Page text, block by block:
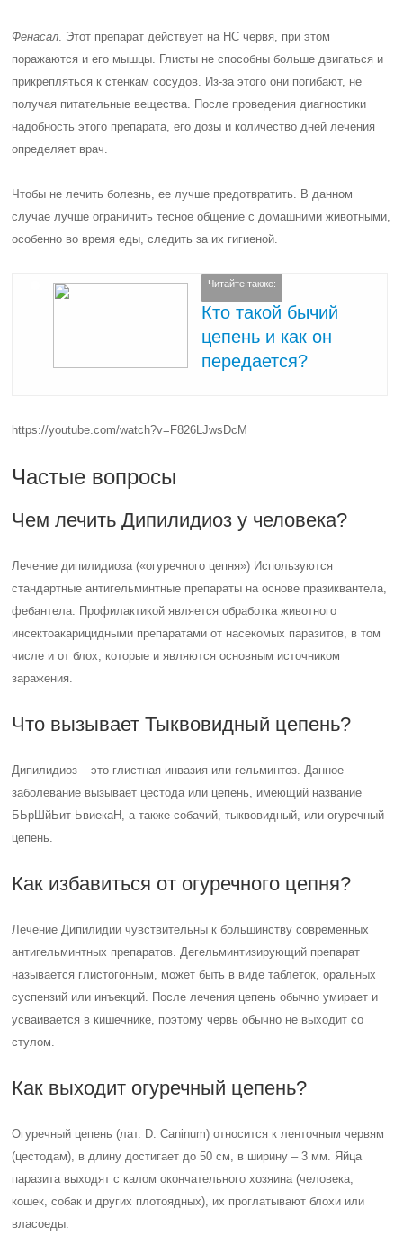
Фенасал . Этот препарат действует на НС червя, при этом
поражаются и его мышцы. Глисты не способны больше двигаться и
прикрепляться к стенкам сосудов. Из-за этого они погибают, не
получая питательные вещества. После проведения диагностики
надобность этого препарата, его дозы и количество дней лечения
определяет врач.
Чтобы не лечить болезнь, ее лучше предотвратить. В данном
случае лучше ограничить тесное общение с домашними животными,
особенно во время еды, следить за их гигиеной.
Читайте также:
Кто такой бычий
цепень и как он
передается?
https://youtube.com/watch?v=F826LJwsDcM
Частые вопросы
Чем лечить Дипилидиоз у человека?
Лечение дипилидиоза («огуречного цепня») Используются
стандартные антигельминтные препараты на основе празиквантела,
фебантела. Профилактикой является обработка животного
инсектоакарицидными препаратами от насекомых паразитов, в том
числе и от блох, которые и являются основным источником
заражения.
Что вызывает Тыквовидный цепень?
Дипилидиоз – это глистная инвазия или гельминтоз. Данное
заболевание вызывает цестода или цепень, имеющий название
БЬрШйЬит ЬвиекаН, а также собачий, тыквовидный, или огуречный
цепень.
Как избавиться от огуречного цепня?
Лечение Дипилидии чувствительны к большинству современных
антигельминтных препаратов. Дегельминтизирующий препарат
называется глистогонным, может быть в виде таблеток, оральных
суспензий или инъекций. После лечения цепень обычно умирает и
усваивается в кишечнике, поэтому червь обычно не выходит со
стулом.
Как выходит огуречный цепень?
Огуречный цепень (лат. D. Caninum) относится к ленточным червям
(цестодам), в длину достигает до 50 см, в ширину – 3 мм. Яйца
паразита выходят с калом окончательного хозяина (человека,
кошек, собак и других плотоядных), их проглатывают блохи или
власоеды.